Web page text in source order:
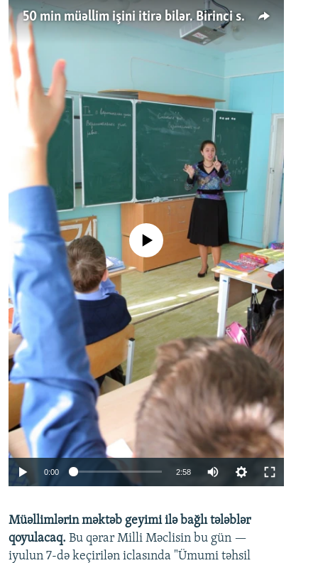
50 min müəllim işini itirə bilər. Birinci sinfə gedənlər azalır
No media source currently available
0:00 2:58
360p
480p
Müəllimlərin məktəb geyimi ilə bağlı tələblər
qoyulacaq. Bu qərar Milli Məclisin bu gün —
iyulun 7-də keçirilən iclasında "Ümumi təhsil